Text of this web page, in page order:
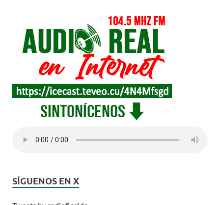
SÍGUENOS EN X